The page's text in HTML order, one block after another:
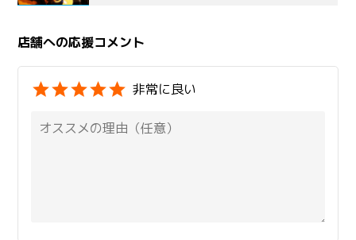
店舗への応援コメント
非常に良い